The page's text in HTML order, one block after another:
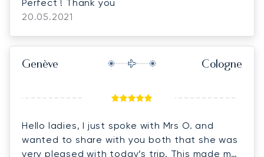
Perfect ! Thank you
20.05.2021
Genève Cologne
Hello ladies, I just spoke with Mrs O. and
wanted to share with you both that she was
very pleased with today’s trip. This made me